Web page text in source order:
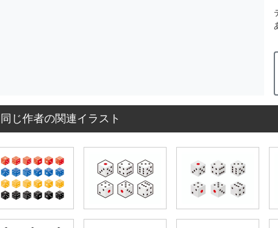
同じ作者の関連イラスト